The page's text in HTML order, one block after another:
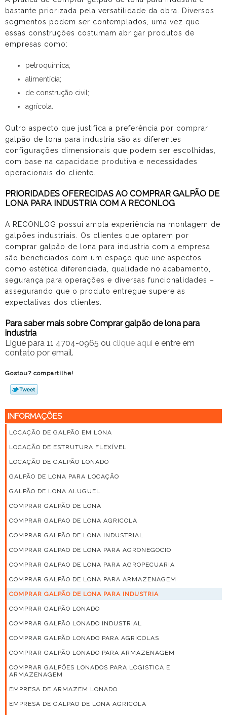
bastante priorizada pela versatilidade da obra. Diversos
segmentos podem ser contemplados, uma vez que
essas construções costumam abrigar produtos de
empresas como:
petroquímica;
alimentícia;
de construção civil;
agrícola.
Outro aspecto que justifica a preferência por comprar
galpão de lona para industria são as diferentes
configurações dimensionais que podem ser escolhidas,
com base na capacidade produtiva e necessidades
operacionais do cliente.
PRIORIDADES OFERECIDAS AO COMPRAR GALPÃO DE
LONA PARA INDUSTRIA COM A RECONLOG
A RECONLOG possui ampla experiência na montagem de
galpões industriais. Os clientes que optarem por
comprar galpão de lona para industria com a empresa
são beneficiados com um espaço que une aspectos
como estética diferenciada, qualidade no acabamento,
segurança para operações e diversas funcionalidades –
assegurando que o produto entregue supere as
expectativas dos clientes.
Para saber mais sobre Comprar galpão de lona para
industria
Ligue para 11 4704-0965 ou clique aqui e entre em
contato por email.
Gostou? compartilhe!
INFORMAÇÕES
LOCAÇÃO DE GALPÃO EM LONA
LOCAÇÃO DE ESTRUTURA FLEXÍVEL
LOCAÇÃO DE GALPÃO LONADO
GALPÃO DE LONA PARA LOCAÇÃO
GALPÃO DE LONA ALUGUEL
COMPRAR GALPÃO DE LONA
COMPRAR GALPAO DE LONA AGRICOLA
COMPRAR GALPÃO DE LONA INDUSTRIAL
COMPRAR GALPAO DE LONA PARA AGRONEGOCIO
COMPRAR GALPAO DE LONA PARA AGROPECUARIA
COMPRAR GALPÃO DE LONA PARA ARMAZENAGEM
COMPRAR GALPÃO DE LONA PARA INDUSTRIA
COMPRAR GALPÃO LONADO
COMPRAR GALPÃO LONADO INDUSTRIAL
COMPRAR GALPÃO LONADO PARA AGRICOLAS
COMPRAR GALPÃO LONADO PARA ARMAZENAGEM
COMPRAR GALPÕES LONADOS PARA LOGISTICA E
ARMAZENAGEM
EMPRESA DE ARMAZEM LONADO
EMPRESA DE GALPAO DE LONA AGRICOLA